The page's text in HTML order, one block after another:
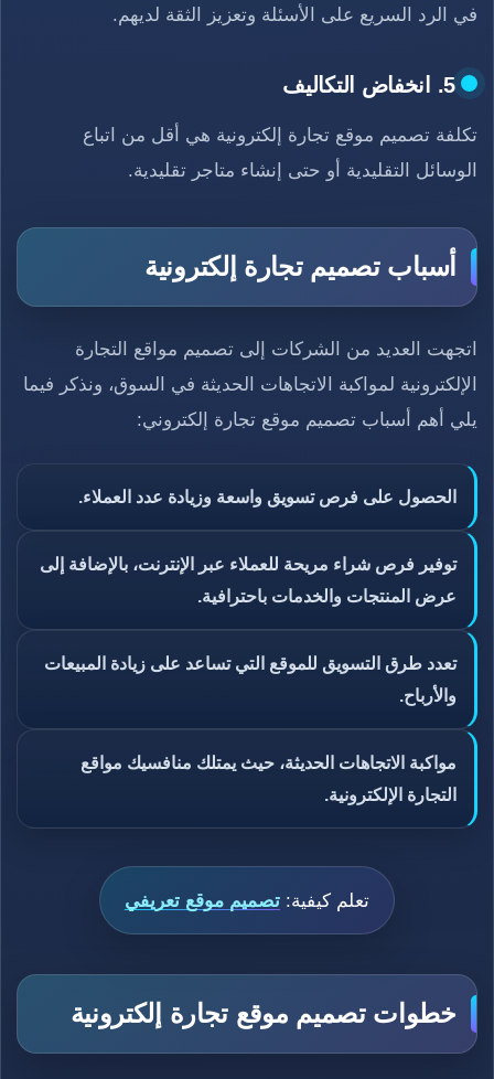
في الرد السريع على الأسئلة وتعزيز الثقة لديهم.
5. انخفاض التكاليف
تكلفة تصميم موقع تجارة إلكترونية هي أقل من اتباع
الوسائل التقليدية أو حتى إنشاء متاجر تقليدية.
أسباب تصميم تجارة إلكترونية
اتجهت العديد من الشركات إلى تصميم مواقع التجارة
الإلكترونية لمواكبة الاتجاهات الحديثة في السوق، ونذكر فيما
يلي أهم أسباب تصميم موقع تجارة إلكتروني:
الحصول على فرص تسويق واسعة وزيادة عدد العملاء.
توفير فرص شراء مريحة للعملاء عبر الإنترنت، بالإضافة إلى
عرض المنتجات والخدمات باحترافية.
تعدد طرق التسويق للموقع التي تساعد على زيادة المبيعات
والأرباح.
مواكبة الاتجاهات الحديثة، حيث يمتلك منافسيك مواقع
التجارة الإلكترونية.
تعلم كيفية: تصميم موقع تعريفي
خطوات تصميم موقع تجارة إلكترونية